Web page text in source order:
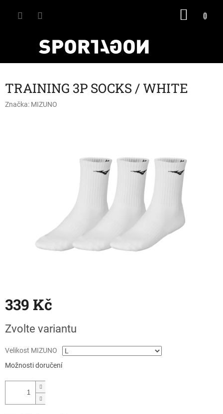
TRAINING 3P SOCKS / WHITE
Značka: MIZUNO
339 Kč
cena:
Zvolte variantu
Velikost MIZUNO
Možnosti doručení